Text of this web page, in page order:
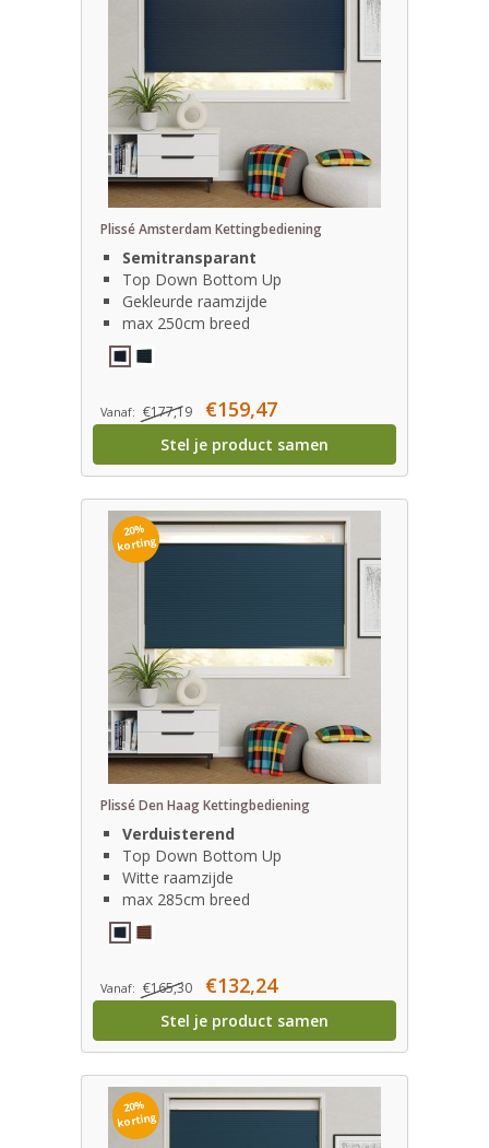
Plissé Amsterdam Kettingbediening
Semitransparant
Top Down Bottom Up
Gekleurde raamzijde
max 250cm breed
Vanaf: €177,19 €159,47
Stel je product samen
20%
korting
Plissé Den Haag Kettingbediening
Verduisterend
Top Down Bottom Up
Witte raamzijde
max 285cm breed
Vanaf: €165,30 €132,24
Stel je product samen
20%
korting